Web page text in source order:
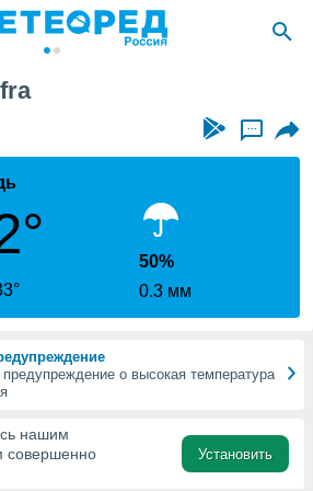
...
50%
0.3 мм
о высокая температура
нашим
совершенно
Установить